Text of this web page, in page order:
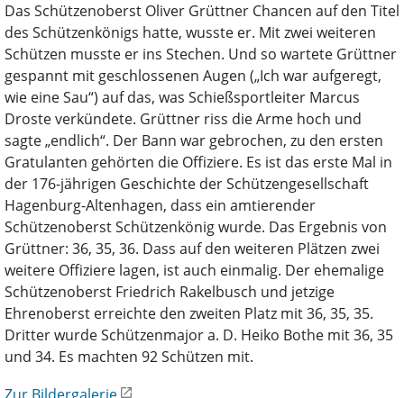
Das Schützenoberst Oliver Grüttner Chancen auf den Titel
des Schützenkönigs hatte, wusste er. Mit zwei weiteren
Schützen musste er ins Stechen. Und so wartete Grüttner
gespannt mit geschlossenen Augen („Ich war aufgeregt,
wie eine Sau“) auf das, was Schießsportleiter Marcus
Droste verkündete. Grüttner riss die Arme hoch und
sagte „endlich“. Der Bann war gebrochen, zu den ersten
Gratulanten gehörten die Offiziere. Es ist das erste Mal in
der 176-jährigen Geschichte der Schützengesellschaft
Hagenburg-Altenhagen, dass ein amtierender
Schützenoberst Schützenkönig wurde. Das Ergebnis von
Grüttner: 36, 35, 36. Dass auf den weiteren Plätzen zwei
weitere Offiziere lagen, ist auch einmalig. Der ehemalige
Schützenoberst Friedrich Rakelbusch und jetzige
Ehrenoberst erreichte den zweiten Platz mit 36, 35, 35.
Dritter wurde Schützenmajor a. D. Heiko Bothe mit 36, 35
und 34. Es machten 92 Schützen mit.